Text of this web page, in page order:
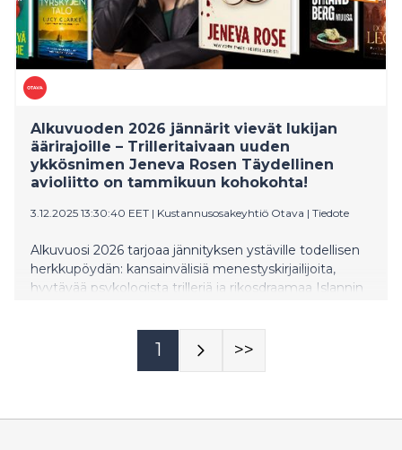
huippuhetkiä, joita ovat ehdottomasti amerikkalais-
suomalaisen säveltäjä Lara Poen kantaesitys Oulun
Kulttuuripääkaupunkivuotta juhlistavassa konsertissa
ja Olli Mustosen "Kaleva", joka tuo nykypäivään Eino
Leinon runouden. Teoksen tulkitsevat Waltteri Torikka,
Alkuvuoden 2026 jännärit vievät lukijan
äärirajoille – Trilleritaivaan uuden
ykkösnimen Jeneva Rosen Täydellinen
avioliitto on tammikuun kohokohta!
3.12.2025 13:30:40 EET | Kustannusosakeyhtiö Otava | Tiedote
Alkuvuosi 2026 tarjoaa jännityksen ystäville todellisen
herkkupöydän: kansainvälisiä menestyskirjailijoita,
hyytävää psykologista trilleriä ja rikosdraamaa Islannin
1 >>